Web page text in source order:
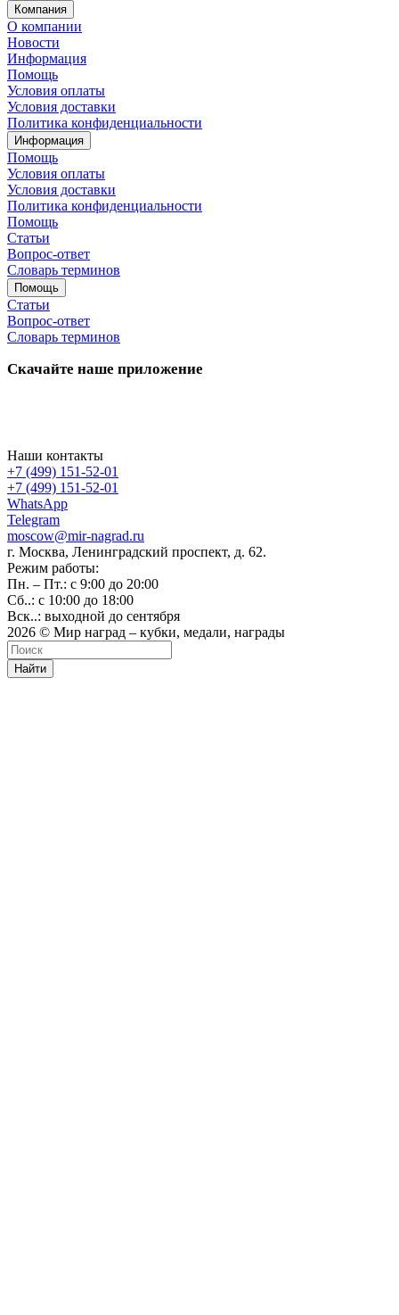
Компания
О компании
Новости
Информация
Помощь
Условия оплаты
Условия доставки
Политика конфиденциальности
Информация
Помощь
Условия оплаты
Условия доставки
Политика конфиденциальности
Помощь
Статьи
Вопрос-ответ
Словарь терминов
Помощь
Статьи
Вопрос-ответ
Словарь терминов
Скачайте наше приложение
Наши контакты
+7 (499) 151-52-01
+7 (499) 151-52-01
WhatsApp
Telegram
moscow@mir-nagrad.ru
г. Москва, Ленинградский проспект, д. 62.
Режим работы:
Пн. – Пт.: с 9:00 до 20:00
Сб..: с 10:00 до 18:00
Вск..: выходной до сентября
2026 © Мир наград – кубки, медали, награды
Найти